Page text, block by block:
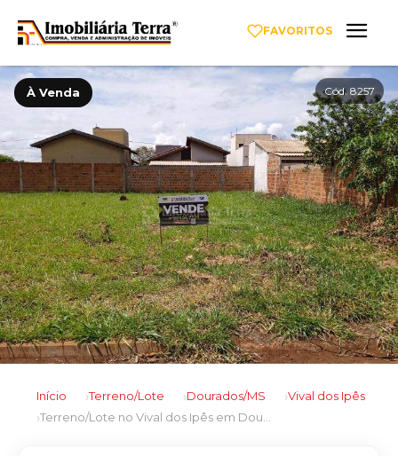
FAVORITOS
À Venda Cód. 8257
Início Terreno/Lote Dourados/MS
Vival dos Ipês